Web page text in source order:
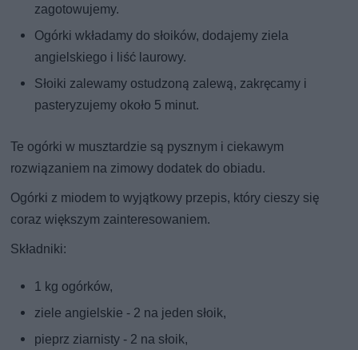
zagotowujemy.
Ogórki wkładamy do słoików, dodajemy ziela
angielskiego i liść laurowy.
Słoiki zalewamy ostudzoną zalewą, zakręcamy i
pasteryzujemy około 5 minut.
Te ogórki w musztardzie są pysznym i ciekawym
rozwiązaniem na zimowy dodatek do obiadu.
Ogórki z miodem to wyjątkowy przepis, który cieszy się
coraz większym zainteresowaniem.
Składniki:
1 kg ogórków,
ziele angielskie - 2 na jeden słoik,
pieprz ziarnisty - 2 na słoik,